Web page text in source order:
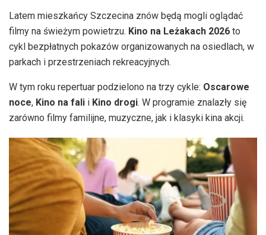
Latem mieszkańcy Szczecina znów będą mogli oglądać
filmy na świeżym powietrzu. Kino na Leżakach 2026 to
cykl bezpłatnych pokazów organizowanych na osiedlach, w
parkach i przestrzeniach rekreacyjnych.
W tym roku repertuar podzielono na trzy cykle: Oscarowe
noce, Kino na fali i Kino drogi. W programie znalazły się
zarówno filmy familijne, muzyczne, jak i klasyki kina akcji.